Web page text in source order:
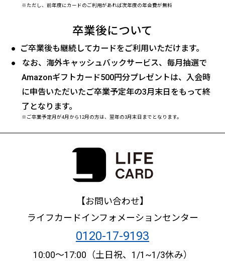
※ただし、前年度にカードのご利用があれば次年度の年会費が無料
卒業後について
ご卒業後も継続してカードをご利用いただけます。
なお、海外キャッシュバックサービス、毎月抽選で
Amazonギフトカード500円分プレゼントは、入会時
に申告いただいたご卒業予定年の3月末日をもって終
了となります。
※ご卒業予定月が4月から12月の方は、翌年の3月末日までとなります。
【お問い合わせ】
ライフカードインフォメーションセンター
0120-17-9193
10:00〜17:00（土日祝、1/1~1/3休み）